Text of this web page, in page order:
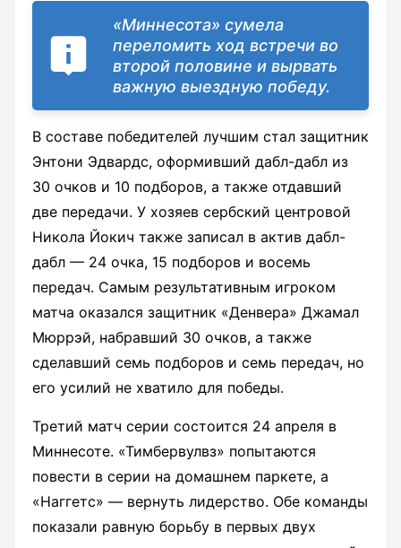
«Миннесота» сумела
переломить ход встречи во
второй половине и вырвать
важную выездную победу.
В составе победителей лучшим стал защитник
Энтони Эдвардс, оформивший дабл-дабл из
30 очков и 10 подборов, а также отдавший
две передачи. У хозяев сербский центровой
Никола Йокич также записал в актив дабл-
дабл — 24 очка, 15 подборов и восемь
передач. Самым результативным игроком
матча оказался защитник «Денвера» Джамал
Мюррэй, набравший 30 очков, а также
сделавший семь подборов и семь передач, но
его усилий не хватило для победы.
Третий матч серии состоится 24 апреля в
Миннесоте. «Тимбервулвз» попытаются
повести в серии на домашнем паркете, а
«Наггетс» — вернуть лидерство. Обе команды
показали равную борьбу в первых двух